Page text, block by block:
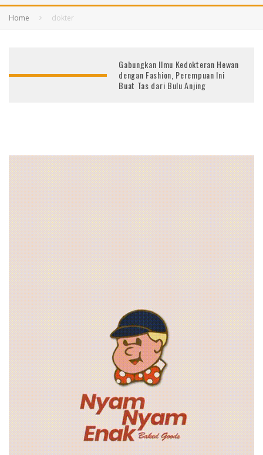
Home dokter
Gabungkan Ilmu Kedokteran Hewan
dengan Fashion, Perempuan Ini
Buat Tas dari Bulu Anjing